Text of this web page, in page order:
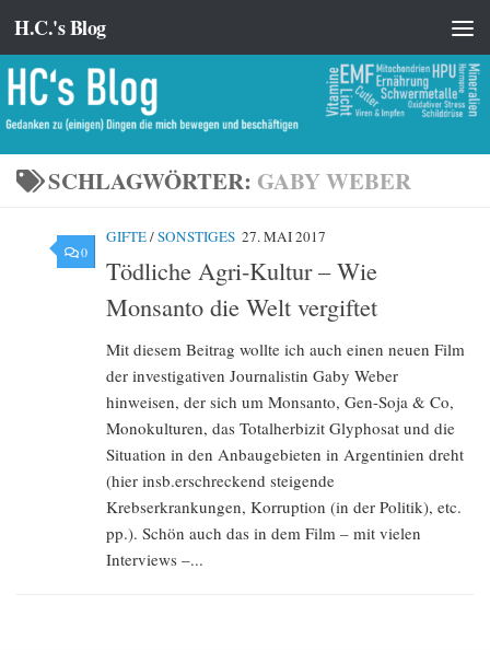
Zum Inhalt springen
H.C.'s Blog
SCHLAGWÖRTER: GABY WEBER
0
GIFTE/SONSTIGES 27. MAI 2017
Tödliche Agri-Kultur – Wie
Monsanto die Welt vergiftet
Mit diesem Beitrag wollte ich auch einen neuen Film
der investigativen Journalistin Gaby Weber
hinweisen, der sich um Monsanto, Gen-Soja & Co,
Monokulturen, das Totalherbizit Glyphosat und die
Situation in den Anbaugebieten in Argentinien dreht
(hier insb.erschreckend steigende
Krebserkrankungen, Korruption (in der Politik), etc.
pp.). Schön auch das in dem Film – mit vielen
Interviews –...